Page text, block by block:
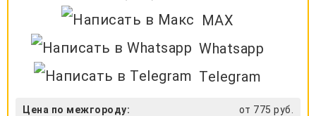
MAX
Whatsapp
Telegram
Цена по межгороду: от 775 руб.